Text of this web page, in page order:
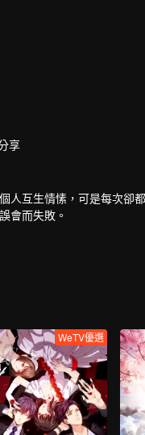
享
人互生情愫，可是每次
會而失敗。
安好聯姻的消息，企圖
陸瑾年兩人互相坦露心跡
WeTV優選